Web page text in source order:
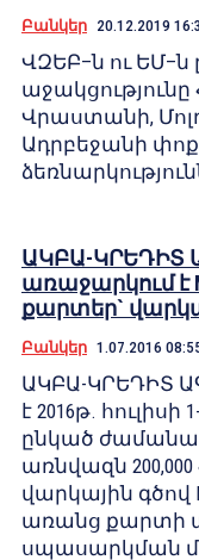
Բանկեր 20.12.2019
ՎԶԵԲ–ն ու ԵՄ–ն
Վրաստանի,
Ադրբեջանի
ԱԿԲԱ-ԿՐԵԴԻՏ
առաջարկում է
քարտեր`
Բանկեր 1.07.2016
ԱԿԲԱ-ԿՐԵԴԻՏ
է 2016թ.
ընկած
առնվազն
վարկային գծով MasterCard Gold քարտեր՝
առանց քարտի
սպասարկման